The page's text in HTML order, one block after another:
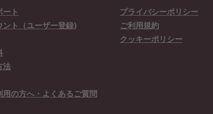
ト
ント（ユーザー登録)
法
用の方へ・よくあるご質問
プライバシーポリシー
ご利用規約
クッキーポリシー